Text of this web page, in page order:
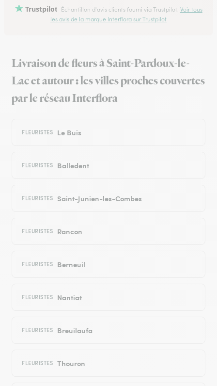
Trustpilot Échantillon d'avis clients fourni via Trustpilot. Voir tous
les avis de la marque Interflora sur Trustpilot
Livraison de fleurs à Saint-Pardoux-le-
Lac et autour : les villes proches couvertes
par le réseau Interflora
FLEURISTES Le Buis
FLEURISTES Balledent
FLEURISTES Saint-Junien-les-Combes
FLEURISTES Rancon
FLEURISTES Berneuil
FLEURISTES Nantiat
FLEURISTES Breuilaufa
FLEURISTES Thouron